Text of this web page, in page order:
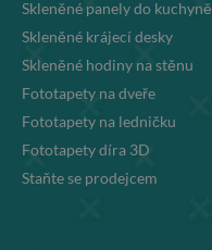
Skleněné panely do kuchyně
Skleněné krájecí desky
Skleněné hodiny na stěnu
Fototapety na dveře
Fototapety na ledničku
Fototapety díra 3D
Staňte se prodejcem